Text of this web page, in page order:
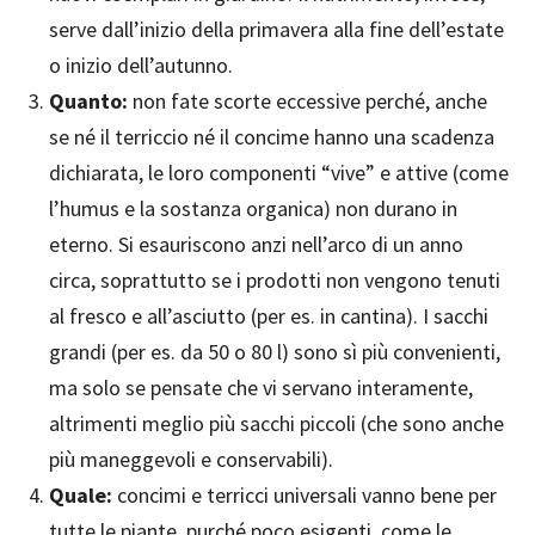
serve dall’inizio della primavera alla fine dell’estate
o inizio dell’autunno.
Quanto: non fate scorte eccessive perché, anche
se né il terriccio né il concime hanno una scadenza
dichiarata, le loro componenti “vive” e attive (come
l’humus e la sostanza organica) non durano in
eterno. Si esauriscono anzi nell’arco di un anno
circa, soprattutto se i prodotti non vengono tenuti
al fresco e all’asciutto (per es. in cantina). I sacchi
grandi (per es. da 50 o 80 l) sono sì più convenienti,
ma solo se pensate che vi servano interamente,
altrimenti meglio più sacchi piccoli (che sono anche
più maneggevoli e conservabili).
Quale: concimi e terricci universali vanno bene per